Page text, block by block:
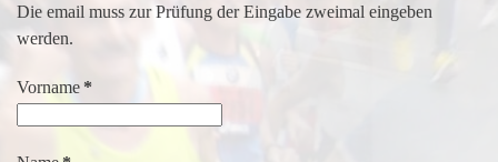
Die email muss zur Prüfung der Eingabe zweimal eingeben
werden.
Vorname *